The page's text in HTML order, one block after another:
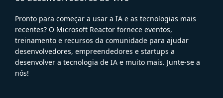
Pronto para começar a usar a IA e as tecnologias mais
recentes? O Microsoft Reactor fornece eventos,
treinamento e recursos da comunidade para ajudar
desenvolvedores, empreendedores e startups a
desenvolver a tecnologia de IA e muito mais. Junte-se a
nós!